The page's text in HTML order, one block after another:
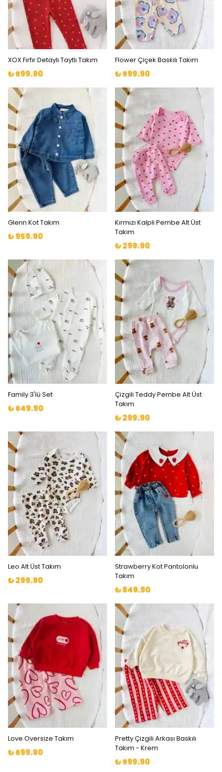
XOX Fırfır Detaylı Taytlı Takım
₺ 699.90
Flower Çiçek Baskılı Takım
₺ 699.90
Glenn Kot Takım
₺ 959.90
Kırmızı Kalpli Pembe Alt Üst
Takım
₺ 299.90
Family 3'lü Set
₺ 649.90
Çizgili Teddy Pembe Alt Üst
Takım
₺ 299.90
Leo Alt Üst Takım
₺ 299.90
Strawberry Kot Pantolonlu
Takım
₺ 849.90
Love Oversize Takım
₺ 699.90
Pretty Çizgili Arkası Baskılı
Takım - Krem
₺ 699.90